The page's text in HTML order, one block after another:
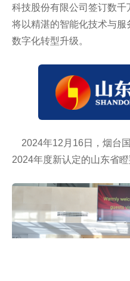
科技股份有限公司签订数
将以精湛的智能化技术与
数字化转型升级。
2024年12月16日，烟台
2024年度新认定的山东省瞪